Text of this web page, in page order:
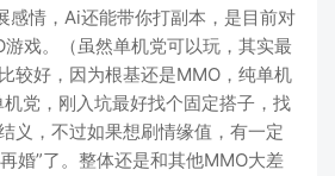
感情，Ai还能带你打副本，是目前对
戏。（虽然单机党可以玩，其实最
较好，因为根基还是MMO，纯单机
党，刚入坑最好找个固定搭子，找
义，不过如果想刷情缘值，有一定
婚”了。整体还是和其他MMO大差